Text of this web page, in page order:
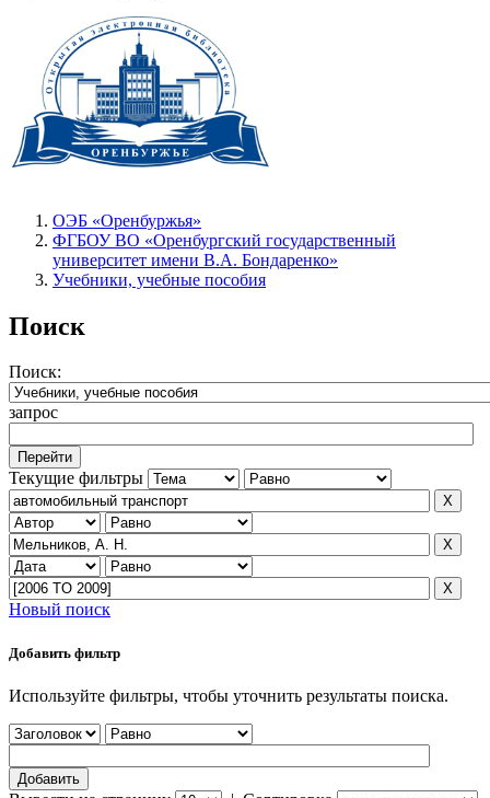
ОЭБ «Оренбуржья»
ФГБОУ ВО «Оренбургский государственный
университет имени В.А. Бондаренко»
Учебники, учебные пособия
Поиск
Поиск:
запрос
Текущие фильтры
Новый поиск
Добавить фильтр
Используйте фильтры, чтобы уточнить результаты поиска.